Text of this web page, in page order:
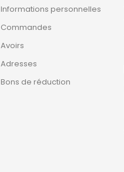
Informations personnelles
Commandes
Avoirs
Adresses
Bons de réduction